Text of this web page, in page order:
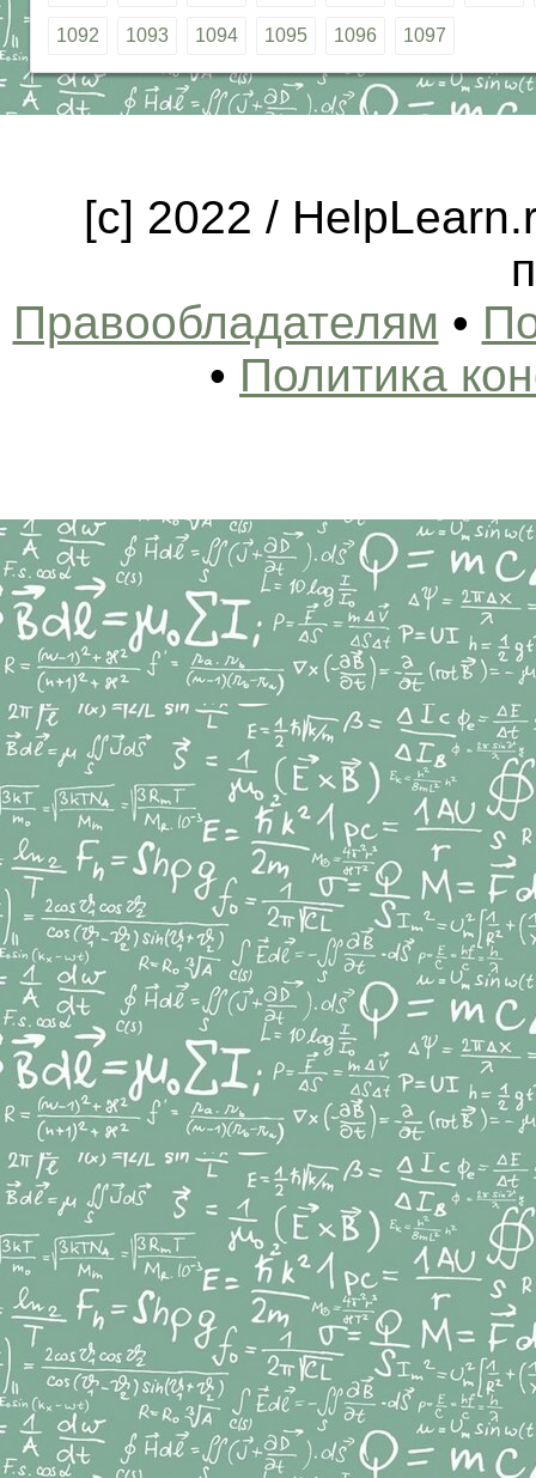
1092 1093 1094 1095 1096 1097
[c] 2022 /
Правообладателям •
• Политика